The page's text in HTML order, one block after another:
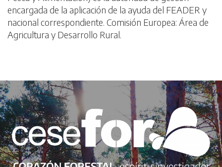
encargada de la aplicación de la ayuda del FEADER y
nacional correspondiente. Comisión Europea: Área de
Agricultura y Desarrollo Rural.